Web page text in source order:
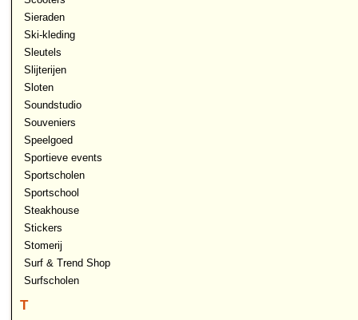
Sieraden
Ski-kleding
Sleutels
Slijterijen
Sloten
Soundstudio
Souveniers
Speelgoed
Sportieve events
Sportscholen
Sportschool
Steakhouse
Stickers
Stomerij
Surf & Trend Shop
Surfscholen
T